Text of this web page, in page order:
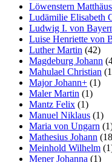
Löwenstern
Ludämilie Elisabeth
Ludwig I. von
Luise Henriette von
Luther Martin (42)
Magdeburg Johann
Mahulael Christian
Major Johann+ (1)
Maler Martin (1)
Mantz Felix (1)
Manuel Niklaus (1)
Maria von Ungarn
Mathesius Johann
Meinhold Wilhelm
Mener Johanna (1)